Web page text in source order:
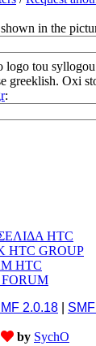
in the
logo tou
greeklish. Oxi
:
HTC
HTC GROUP
HTC
2.0.18
by SychO